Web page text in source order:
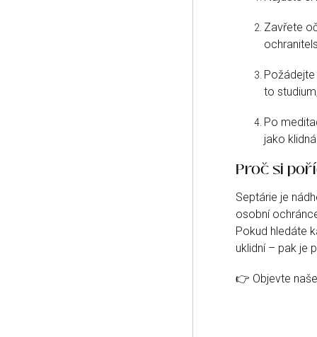
Zavřete
to
Po
jako
Proč si
Septárie je
osobní
Pokud hledáte
uklidní – pak je
👉 Objevte naše